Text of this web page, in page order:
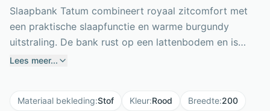
Slaapbank Tatum combineert royaal zitcomfort met
een praktische slaapfunctie en warme burgundy
uitstraling. De bank rust op een lattenbodem en is
gevuld met polyether, afgewerkt met een zachte
meegeleverde topper, zodat niemand direct op het
Lees meer...
Materiaal bekleding:Stof Kleur:Rood Breedte:200